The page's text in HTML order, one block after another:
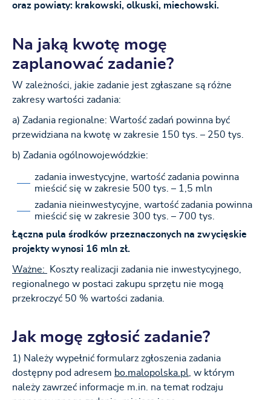
oraz powiaty: krakowski, olkuski, miechowski.
Na jaką kwotę mogę
zaplanować zadanie?
W zależności, jakie zadanie jest zgłaszane są różne
zakresy wartości zadania:
a) Zadania regionalne: Wartość zadań powinna być
przewidziana na kwotę w zakresie 150 tys. – 250 tys.
b) Zadania ogólnowojewódzkie:
zadania inwestycyjne, wartość zadania powinna
mieścić się w zakresie 500 tys. – 1,5 mln
zadania nieinwestycyjne, wartość zadania powinna
mieścić się w zakresie 300 tys. – 700 tys.
Łączna pula środków przeznaczonych na zwycięskie
projekty wynosi 16 mln zł.
Ważne:
Koszty realizacji zadania nie inwestycyjnego,
regionalnego w postaci zakupu sprzętu nie mogą
przekroczyć 50 % wartości zadania.
Jak mogę zgłosić zadanie?
1) Należy wypełnić formularz zgłoszenia zadania
dostępny pod adresem bo.malopolska.pl , w którym
należy zawrzeć informacje m.in. na temat rodzaju